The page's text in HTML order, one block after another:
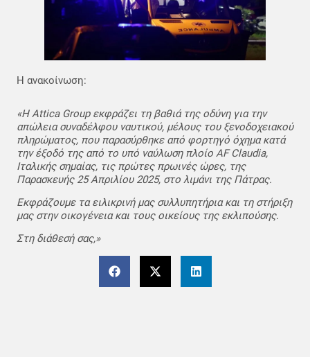
Η ανακοίνωση:
«Η Attica Group εκφράζει τη βαθιά της οδύνη για την
απώλεια συναδέλφου ναυτικού, μέλους του ξενοδοχειακού
πληρώματος, που παρασύρθηκε από φορτηγό όχημα κατά
την έξοδό της από το υπό ναύλωση πλοίο AF Claudia,
Ιταλικής σημαίας, τις πρώτες πρωινές ώρες, της
Παρασκευής 25 Απριλίου 2025, στο λιμάνι της Πάτρας.
Εκφράζουμε τα ειλικρινή μας συλλυπητήρια και τη στήριξη
μας στην οικογένεια και τους οικείους της εκλιπούσης.
Στη διάθεσή σας,»